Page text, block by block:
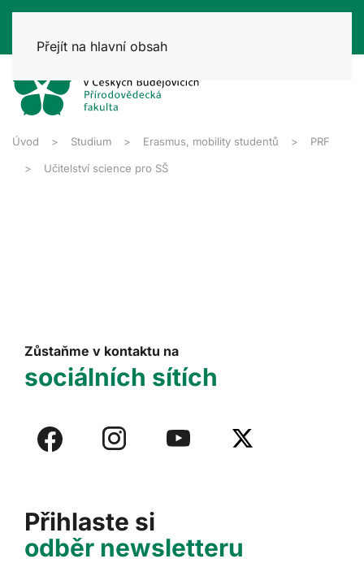
Přejít na hlavní obsah
Úvod Studium Erasmus, mobility studentů PRF
Učitelství science pro SŠ
Přihlaste si
odběr newsletteru
Zůstaňme v kontaktu na
sociálních sítích